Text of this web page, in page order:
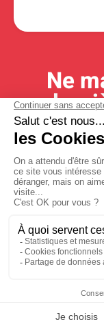
Ne
Inscrivez-vous
Produits
100% normés
Prix
Selon produit